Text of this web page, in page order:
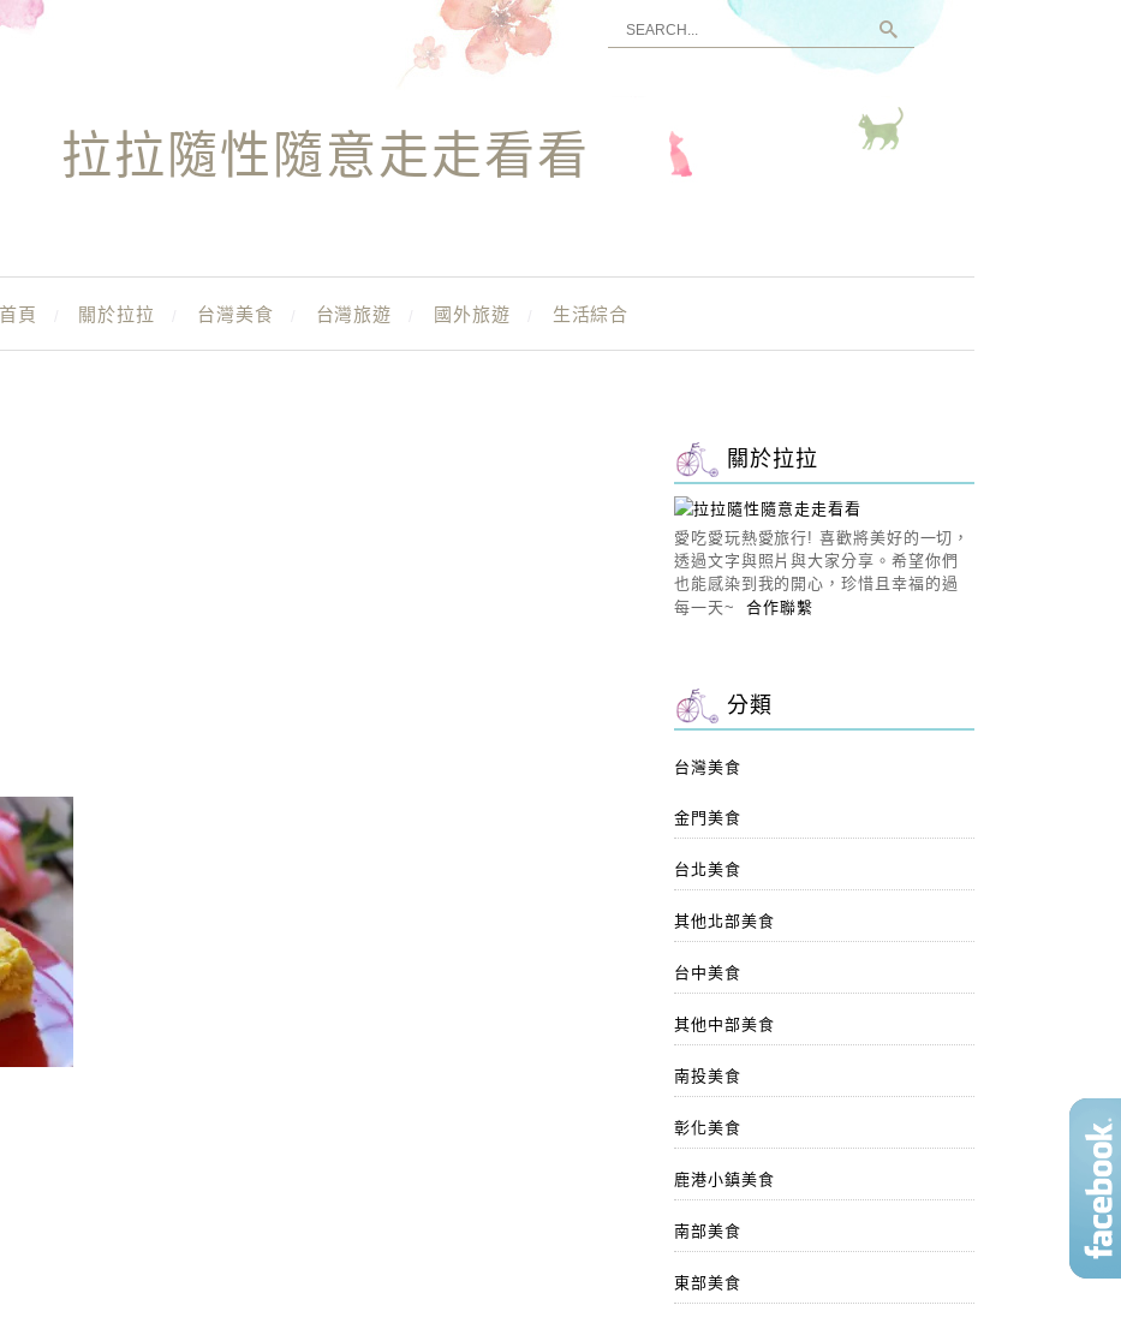
拉拉隨性隨意走走看看
首頁 關於拉拉 台灣美食 台灣旅遊 國外旅遊 生活綜合
關於拉拉
愛吃愛玩熱愛旅行! 喜歡將美好的一切，
透過文字與照片與大家分享。希望你們
也能感染到我的開心，珍惜且幸福的過
每一天~合作聯繫
分類
台灣美食
金門美食
台北美食
其他北部美食
台中美食
其他中部美食
南投美食
彰化美食
鹿港小鎮美食
南部美食
東部美食